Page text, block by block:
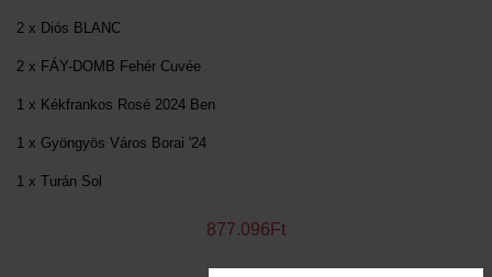
2 x Diós BLANC
2 x FÁY-DOMB Fehér Cuvée
1 x Kékfrankos Rosé 2024 Ben
1 x Gyöngyös Város Borai '24
1 x Turán Sol
877.096Ft